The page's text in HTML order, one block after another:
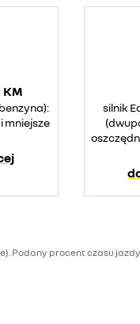
KM
mniejsze
silnik
Podany procent czasu